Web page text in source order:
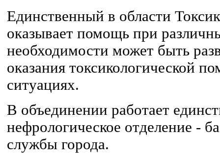
Единственный в области
оказывает помощь при
необходимости может быть
оказания токсикологической
ситуациях.
В объединении работает
нефрологическое отделение -
службы города.